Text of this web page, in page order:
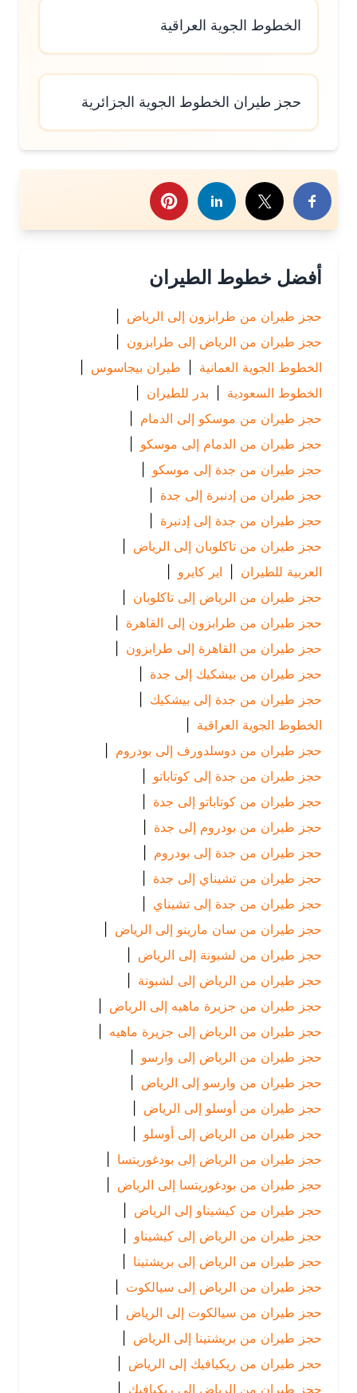
الخطوط الجوية العراقية
حجز طيران الخطوط الجوية الجزائرية
هذا الموضوع
أفضل خطوط الطيران
حجز طيران من طرابزون إلى الرياض
|
حجز طيران من الرياض إلى طرابزون |
الخطوط الجوية العمانية | طيران بيجاسوس |
الخطوط السعودية | بدر للطيران |
حجز طيران من موسكو إلى الدمام
|
حجز طيران من الدمام إلى موسكو |
حجز طيران من جدة إلى موسكو |
حجز طيران من إدنبرة إلى جدة
حجز طيران من جدة إلى إدنبرة |
حجز طيران من تاكلوبان إلى الرياض
|
العربية للطيران | اير كايرو
|
حجز طيران من الرياض إلى تاكلوبان |
حجز طيران من طرابزون إلى القاهرة |
حجز طيران من القاهرة إلى طرابزون |
حجز طيران من بيشكيك إلى جدة
حجز طيران من جدة إلى بيشكيك |
الخطوط الجوية العراقية
حجز طيران من دوسلدورف إلى بودروم |
حجز طيران من جدة إلى كوتاباتو |
حجز طيران من كوتاباتو إلى جدة
حجز طيران من بودروم إلى جدة
حجز طيران من جدة إلى بودروم |
حجز طيران من تشيناي إلى جدة
حجز طيران من جدة إلى تشيناي |
حجز طيران من سان مارينو إلى الرياض
|
حجز طيران من لشبونة إلى الرياض
|
حجز طيران من الرياض إلى لشبونة |
حجز طيران من جزيرة ماهيه إلى الرياض
|
حجز طيران من الرياض إلى جزيرة ماهيه |
حجز طيران من الرياض إلى وارسو
|
حجز طيران من وارسو إلى الرياض
|
حجز طيران من أوسلو إلى الرياض
|
حجز طيران من الرياض إلى أوسلو
|
حجز طيران من الرياض إلى بودغوريتسا
|
حجز طيران من بودغوريتسا إلى الرياض
|
حجز طيران من كيشيناو إلى الرياض
|
حجز طيران من الرياض إلى كيشيناو |
حجز طيران من الرياض إلى بريشتينا |
حجز طيران من الرياض إلى سيالكوت |
حجز طيران من سيالكوت إلى الرياض
|
حجز طيران من بريشتينا إلى الرياض
|
حجز طيران من ريكيافيك إلى الرياض
|
حجز طيران من الرياض إلى ريكيافيك |